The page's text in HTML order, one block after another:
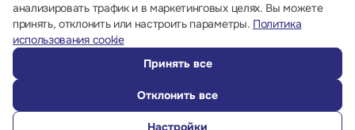
© 2013 – 2026 ECOM
анализировать трафик и в маркетинговых целях. Вы можете
принять, отклонить или настроить параметры. Политика
использования cookie
Принять все
Отклонить все
Настройки